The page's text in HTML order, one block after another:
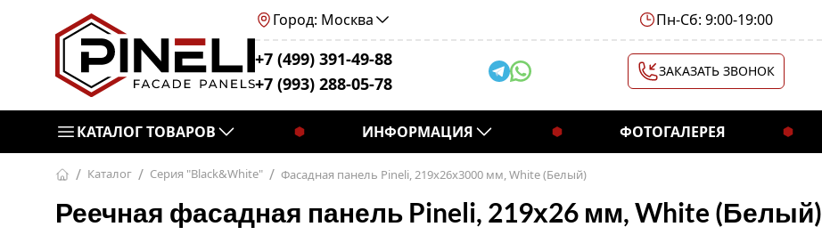
Город: Москва Пн-Сб: 9:00-19:00
+7 (499) 391-49-88
+7 (993) 288-05-78
ЗАКАЗАТЬ ЗВОНОК
КАТАЛОГ ТОВАРОВ ИНФОРМАЦИЯ ФОТОГАЛЕРЕЯ
Каталог Серия "Black&White" Фасадная панель Pineli, 219х26х3000 мм, White (Белый)
Реечная фасадная панель Pineli, 219х26 мм, White (Белый)